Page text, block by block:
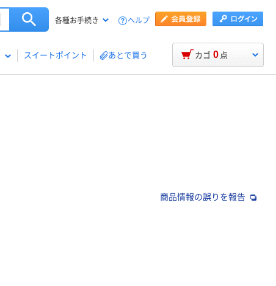
各種お手続き ヘルプ
スイートポイント あとで買う カゴ 0 点
商品情報の誤りを報告